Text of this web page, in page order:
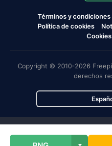
Términos y condiciones
Política de cookies
Copyright © 2010-2026
derechos